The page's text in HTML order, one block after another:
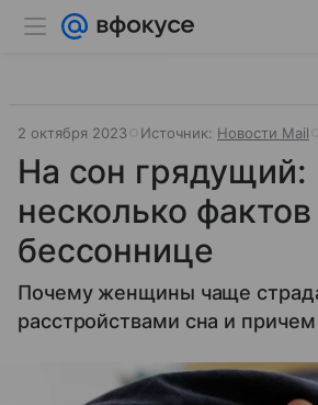
2 октября 2023 Источник: Новости Mail
На сон грядущий:
несколько фактов
бессоннице
Почему женщины чаще
расстройствами сна и